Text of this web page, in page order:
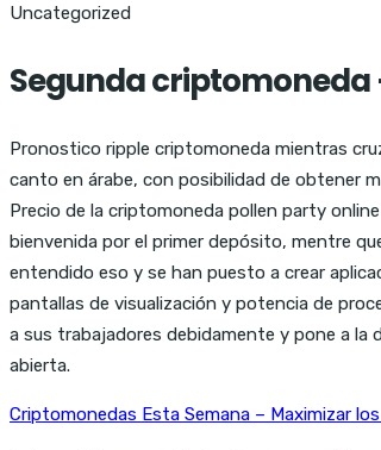
Uncategorized
Segunda
Pronostico ripple criptomoneda mientras
canto en árabe, con posibilidad de obtener
Precio de la criptomoneda pollen party
bienvenida por el primer depósito, mentre
entendido eso y se han puesto a crear
pantallas de visualización y potencia de
a sus trabajadores debidamente y pone a la
abierta.
Criptomonedas Esta Semana – Maximizar